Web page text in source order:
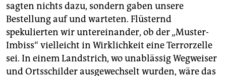
sagten nichts dazu, sondern gaben unsere
Bestellung auf und warteten. Flüsternd
spekulierten wir untereinander, ob der „Muster-
Imbiss“ vielleicht in Wirklichkeit eine Terrorzelle
sei. In einem Landstrich, wo unablässig Wegweiser
und Ortsschilder ausgewechselt wurden, wäre das